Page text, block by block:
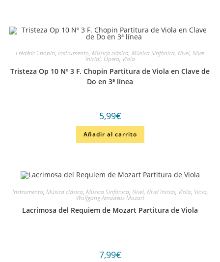
Frédéric Chopin, Instrumento, Música clásica, Música Sinfónica, Nivel, Nivel
Inicial, Ópera, Viola
Tristeza Op 10 Nº 3 F. Chopin Partitura de Viola en Clave de
Do en 3ª línea
5,99€
Añadir al carrito
Instrumento, Música clásica, Música Sinfónica, Nivel, Nivel Inicial, Viola, Viola,
Wolfgang Amadeus Mozart
Lacrimosa del Requiem de Mozart Partitura de Viola
7,99€